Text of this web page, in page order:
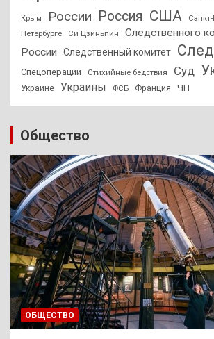
Крым России Россия США
Петербурге
Си Цзиньпин
Следственного
России
Следственный комитет
Спецоперации Стихийные бедствия Суд
Украине Украины ФСБ Франция ЧП
Общество
ОБЩЕСТВО